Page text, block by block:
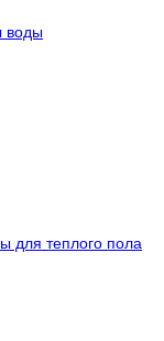
воды
для теплого пола